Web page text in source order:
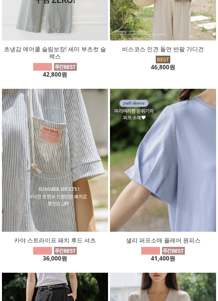
초냉감 에어쿨 슬림보장! 세미 부츠컷 슬
랙스
42,800원
비스코스 인견 돌먼 반팔 가디건
46,800원
카야 스트라이프 패치 후드 셔츠
36,000원
샐리 퍼프소매 플레어 원피스
41,400원